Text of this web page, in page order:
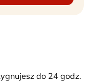
do 24 godz.